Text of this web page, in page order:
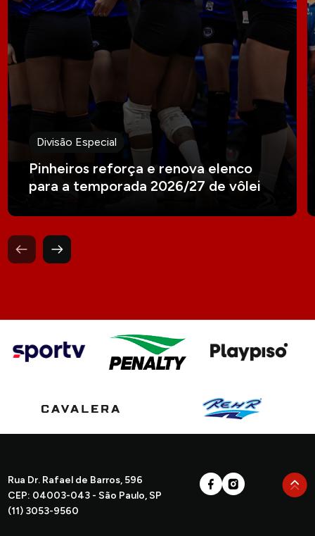
Divisão Especial
Pinheiros reforça e renova elenco
para a temporada 2026/27 de vôlei
Rua Dr. Rafael de Barros, 596
CEP: 04003-043 - São Paulo, SP
(11) 3053-9560